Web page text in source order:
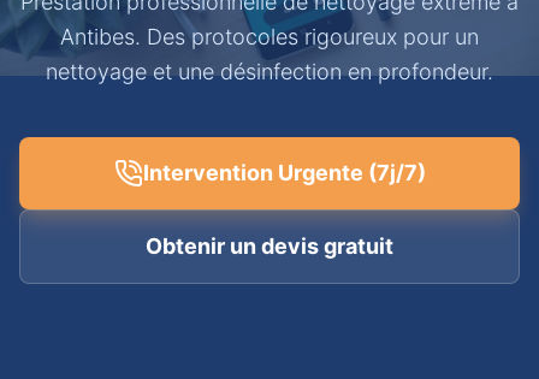
Antibes. Des protocoles rigoureux pour un
nettoyage et une désinfection en profondeur.
Intervention Urgente (7j/7)
Obtenir un devis gratuit